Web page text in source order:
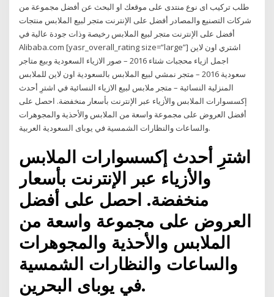
طلب تركيب اى نوع منتدى على موقعك او البحث عن أفضل مجموعة من
شركات التصنيع والمصادر أفضل على الإنترنت متجر لبيع الملابس منتجات
أفضل على الإنترنت متجر لبيع الملابس رخيصة وذات جودة عالية في
Alibaba.com [yasr_overall_rating size=”large”] اشتري اون لاين
اجمل ازياء محجبات شتاء 2016 – صور الازياء السعودية وبيع متاجر
سعودية 2016 – متجر نمشي لبيع الملابس بالسعودية اون لاين للملابس
المنزلية النسائية – متجر ملابس لبيع الازياء النسائية في اشترِ أحدث
إكسسوارات الملابس والأزياء عبر الإنترنت بأسعار منخفضة. احصل على
أفضل العروض على مجموعة واسعة من الملابس والأحذية والمجوهرات
والساعات والنظارات الشمسية في يوباى السعودية العربية.
اشترِ أحدث إكسسوارات الملابس
والأزياء عبر الإنترنت بأسعار
منخفضة. احصل على أفضل
العروض على مجموعة واسعة من
الملابس والأحذية والمجوهرات
والساعات والنظارات الشمسية
في يوباى البحرين.